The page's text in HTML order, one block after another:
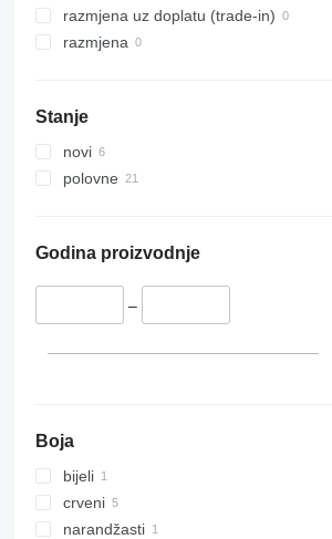
razmjena uz doplatu (trade-in)
razmjena
Stanje
novi
polovne
Godina proizvodnje
–
Boja
bijeli
crveni
narandžasti